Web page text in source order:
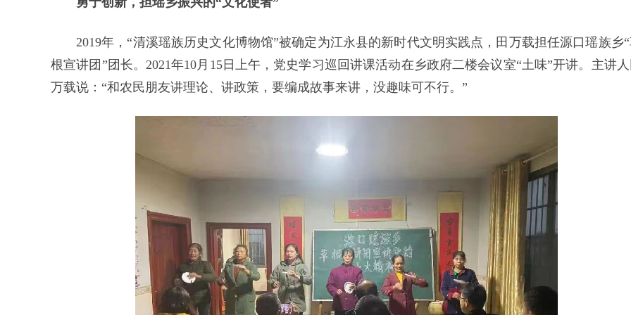
2019年，“清溪瑶族历史文化博物馆”被确定为江永县的新时代文明实践点，田万载担任源口瑶族乡
根宣讲团”团长。2021年10月15日上午，党史学习巡回讲课活动在乡政府二楼会议室“土味”开讲。主讲
万载说：“和农民朋友讲理论、讲政策，要编成故事来讲，没趣味可不行。”